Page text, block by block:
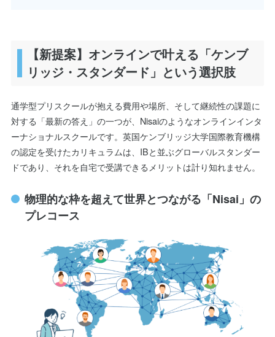
【新提案】オンラインで叶える「ケンブ
リッジ・スタンダード」という選択肢
通学型プリスクールが抱える費用や場所、そして継続性の課題に
対する「最新の答え」の一つが、Nisaiのようなオンラインインタ
ーナショナルスクールです。英国ケンブリッジ大学国際教育機構
の認定を受けたカリキュラムは、IBと並ぶグローバルスタンダー
ドであり、それを自宅で受講できるメリットは計り知れません。
物理的な枠を超えて世界とつながる「Nisai」の
プレコース